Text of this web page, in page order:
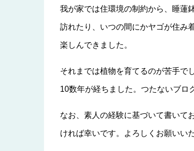
我が家では住環境の制約から、睡蓮
訪れたり、いつの間にかヤゴが住み
楽しんできました。
それまでは植物を育てるのが苦手で
10数年が経ちました。つたないブロ
なお、素人の経験に基づいて書いて
ければ幸いです。よろしくお願いい